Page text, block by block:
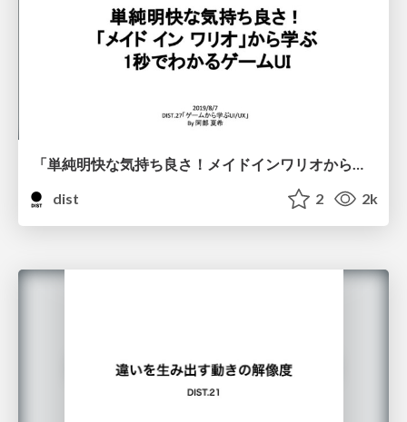
「単純明快な気持ち良さ！メイドインワリオから学ぶ1秒でわかるゲームUI」株式会社i-plug サービス開発部 UXグループプランニングチーム デザイナー 阿部 夏希
dist
2 2k